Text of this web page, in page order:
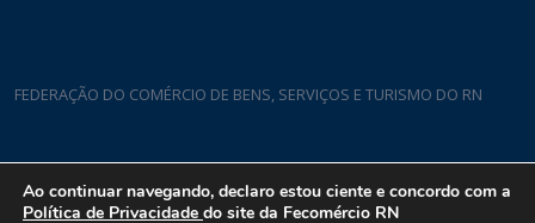
FEDERAÇÃO DO COMÉRCIO DE BENS, SERVIÇOS E TURISMO DO RN
Rua Padre João Damasceno, 1935 - Lagoa Nova CEP 59075-760
Ao continuar navegando, declaro estou ciente e concordo com a
Política de Privacidade do site da Fecomércio RN